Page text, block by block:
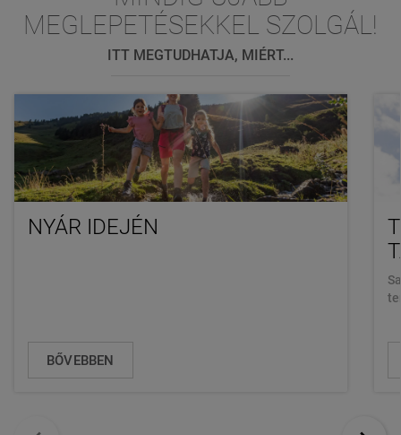
MEGLEPETÉSEKKEL SZOLGÁL!
ITT MEGTUDHATJA, MIÉRT...
NYÁR IDEJÉN
BŐVEBBEN